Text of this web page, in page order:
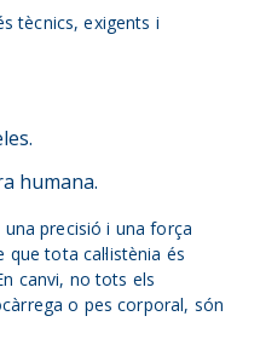
tècnics, exigents i
humana.
precisió i una força
tota cal·listènia és
canvi, no tots els
o pes corporal, són